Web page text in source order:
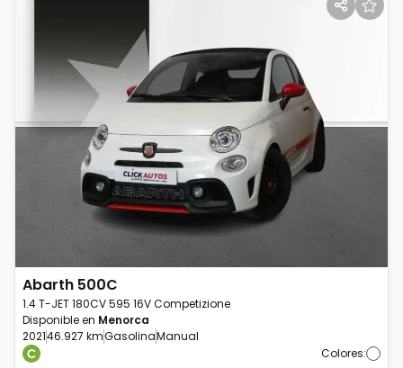
Abarth 500C
1.4 T-JET 180CV 595 16V Competizione
Disponible en Menorca
202146.927 kmGasolinaManual
Colores: